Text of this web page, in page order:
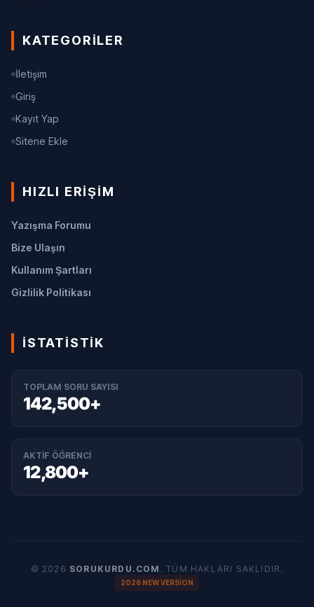
KATEGORILER
İletişim
Giriş
Kayıt Yap
Sitene Ekle
HIZLI ERIŞIM
Yazışma Forumu
Bize Ulaşın
Kullanım Şartları
Gizlilik Politikası
İSTATISTIK
TOPLAM SORU SAYISI
142,500+
AKTIF ÖĞRENCI
12,800+
© 2026 SORUKURDU.COM . TÜM HAKLARI SAKLIDIR.
2026 NEW VERSION